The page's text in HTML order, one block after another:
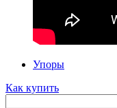
Упоры
Как купить